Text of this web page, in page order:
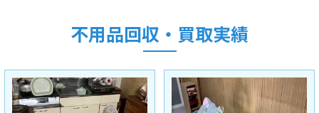
不用品回収・買取実績